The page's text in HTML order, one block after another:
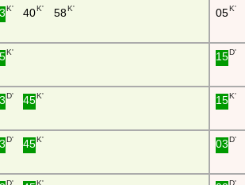
K' 40K' 58K' 05K'
K' 15D'
D' 45K' 15K'
D' 45K' 03D'
D' K' D'